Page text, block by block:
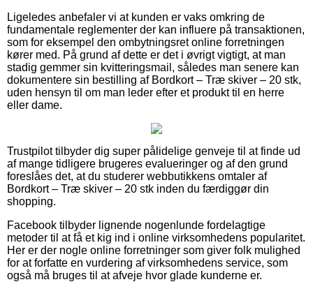
Ligeledes anbefaler vi at kunden er vaks omkring de
fundamentale reglementer der kan influere på transaktionen,
som for eksempel den ombytningsret online forretningen
kører med. På grund af dette er det i øvrigt vigtigt, at man
stadig gemmer sin kvitteringsmail, således man senere kan
dokumentere sin bestilling af Bordkort – Træ skiver – 20 stk,
uden hensyn til om man leder efter et produkt til en herre
eller dame.
Trustpilot tilbyder dig super pålidelige genveje til at finde ud
af mange tidligere brugeres evalueringer og af den grund
foreslåes det, at du studerer webbutikkens omtaler af
Bordkort – Træ skiver – 20 stk inden du færdiggør din
shopping.
Facebook tilbyder lignende nogenlunde fordelagtige
metoder til at få et kig ind i online virksomhedens popularitet.
Her er der nogle online forretninger som giver folk mulighed
for at forfatte en vurdering af virksomhedens service, som
også må bruges til at afveje hvor glade kunderne er.